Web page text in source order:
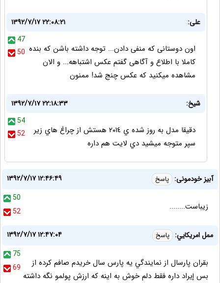
علی:
۱۳۹۲/۷/۱۷ ۲۲:۰۸:۲۱
47
50 اون دوستانی که منفی دادن... توجه داشته باشن که بنده
کاملا با اطلاع و آگاهی گفتم عکس اشتباهه... و الان
مشاهده میکنید که عکس چنج شد! ممنون
شيخ:
۱۳۹۲/۷/۱۷ ۲۲:۱۸:۳۳
54
52
دقيقا مدل به روز شده ي ٢٠١٤ هستش از چراغ هاي زير
سپر متوجه ميشيد دي لايت هم داره
آبیز خودمونی: پاسخ
۱۳۹۲/۷/۱۷ ۱۲:۴۶:۴۹
50
52
زیباست........
ممل امريكايي: پاسخ
۱۳۹۲/۷/۱۷ ۱۲:۴۷:۰۴
75
69
بقران پارسال از نمايندگي يه پارس سال خريدم صافم كرده از
بس إيراد داره فقط دلم خوش به اينه كه ارزش پولمو نگه داشته